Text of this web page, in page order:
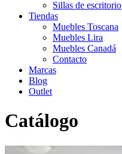
Sillas de escritorio
Tiendas
Muebles Toscana
Muebles Lira
Muebles Canadá
Contacto
Marcas
Blog
Outlet
Catálogo
Catálogo